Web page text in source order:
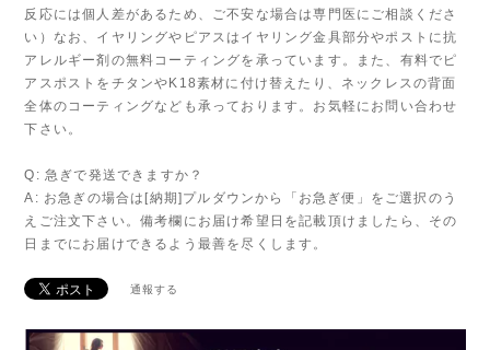
反応には個人差があるため、ご不安な場合は専門医にご相談くださ
い）なお、イヤリングやピアスはイヤリング金具部分やポストに抗
アレルギー剤の無料コーティングを承っています。また、有料でピ
アスポストをチタンやK18素材に付け替えたり、ネックレスの背面
全体のコーティングなども承っております。お気軽にお問い合わせ
下さい。
Q: 急ぎで発送できますか？
A: お急ぎの場合は[納期]プルダウンから「お急ぎ便」をご選択のう
えご注文下さい。備考欄にお届け希望日を記載頂けましたら、その
日までにお届けできるよう最善を尽くします。
通報する